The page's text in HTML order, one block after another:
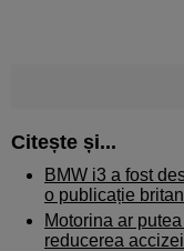
Citește și...
BMW i3 a fost
o publicație
Motorina ar
reducerea